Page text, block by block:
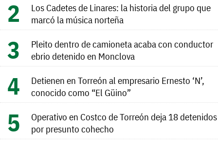
Los Cadetes de Linares: la historia del grupo que
marcó la música norteña
Pleito dentro de camioneta acaba con conductor
ebrio detenido en Monclova
Detienen en Torreón al empresario Ernesto ‘N’,
conocido como “El Güino”
Operativo en Costco de Torreón deja 18 detenidos
por presunto cohecho